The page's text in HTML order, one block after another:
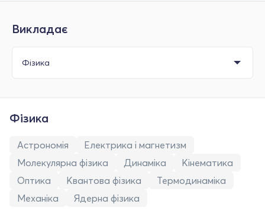
Викладає
Фізика
Астрономія
Електрика і магнетизм
Молекулярна фізика
Динаміка
Кінематика
Оптика
Квантова фізика
Термодинаміка
Механіка
Ядерна фізика